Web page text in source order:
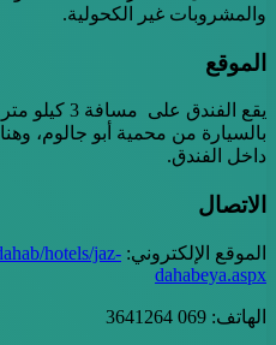
والمشروبات غير الكحولية.
الموقع
بالسيارة من محمية أبو جالوم،
داخل الفندق.
الاتصال
الموقع الإلكتروني: hotels/jaz-
dahabeya.aspx
الهاتف: 069 3641264